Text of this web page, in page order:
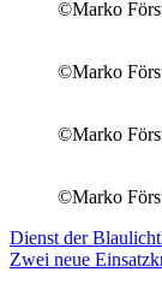
©Marko
©Marko
©Marko
©Marko
Vorheriger
Beitrag:
Dienst der
Nächster
Zwei neue